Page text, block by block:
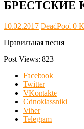
БРЕСТСКИЕ
10.02.2017 DeadPool 0
Правильная песня
Post Views: 823
Facebook
Twitter
VKontakte
Odnoklassniki
Viber
Telegram